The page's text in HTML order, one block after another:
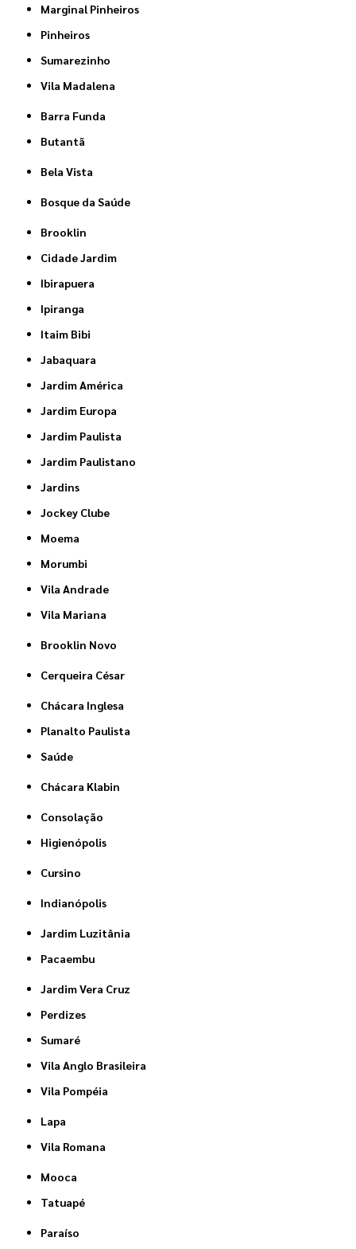
Marginal Pinheiros
Pinheiros
Sumarezinho
Vila Madalena
Barra Funda
Butantã
Bela Vista
Bosque da Saúde
Brooklin
Cidade Jardim
Ibirapuera
Ipiranga
Itaim Bibi
Jabaquara
Jardim América
Jardim Europa
Jardim Paulista
Jardim Paulistano
Jardins
Jockey Clube
Moema
Morumbi
Vila Andrade
Vila Mariana
Brooklin Novo
Cerqueira César
Chácara Inglesa
Planalto Paulista
Saúde
Chácara Klabin
Consolação
Higienópolis
Cursino
Indianópolis
Jardim Luzitânia
Pacaembu
Jardim Vera Cruz
Perdizes
Sumaré
Vila Anglo Brasileira
Vila Pompéia
Lapa
Vila Romana
Mooca
Tatuapé
Paraíso